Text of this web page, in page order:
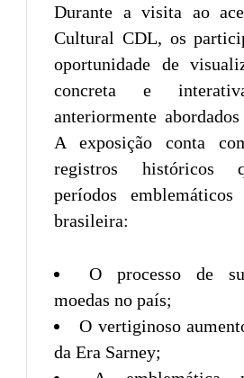
Durante a visita ao
Cultural CDL, os
oportunidade de
concreta e
anteriormente
A exposição conta
registros históricos
períodos
brasileira:
O processo de
moedas no país;
O vertiginoso
da Era Sarney;